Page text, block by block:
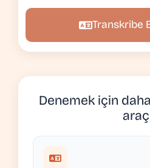
Transkribe
Denemek için
araç